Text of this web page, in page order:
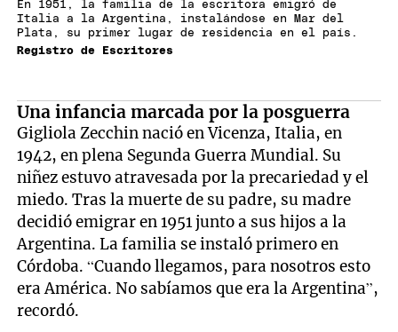
En 1951, la familia de la escritora emigró de
Italia a la Argentina, instalándose en Mar del
Plata, su primer lugar de residencia en el país.
Registro de Escritores
Una infancia marcada por la posguerra
Gigliola Zecchin nació en Vicenza, Italia, en
1942, en plena Segunda Guerra Mundial. Su
niñez estuvo atravesada por la precariedad y el
miedo. Tras la muerte de su padre, su madre
decidió emigrar en 1951 junto a sus hijos a la
Argentina. La familia se instaló primero en
Córdoba. “Cuando llegamos, para nosotros esto
era América. No sabíamos que era la Argentina”,
recordó.